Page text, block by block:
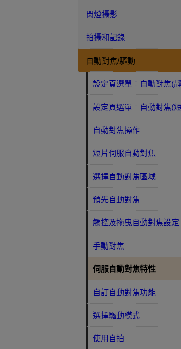
閃燈攝影
拍攝和記錄
自動對焦/驅動
設定頁選單：自動對焦(
設定頁選單：自動對焦(
自動對焦操作
短片伺服自動對焦
選擇自動對焦區域
預先自動對焦
觸控及拖曳自動對焦設定
手動對焦
伺服自動對焦特性
自訂自動對焦功能
選擇驅動模式
使用自拍